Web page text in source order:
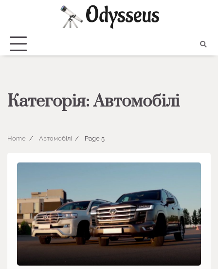
Категорія:Автомобілі
Home Автомобілі Page 5